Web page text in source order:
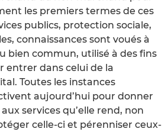
les premiers termes de ces
publics, protection sociale,
connaissances sont voués à
bien commun, utilisé à des fins
entrer dans celui de la
Toutes les instances
aujourd’hui pour donner
services qu’elle rend, non
celle-ci et pérenniser ceux-